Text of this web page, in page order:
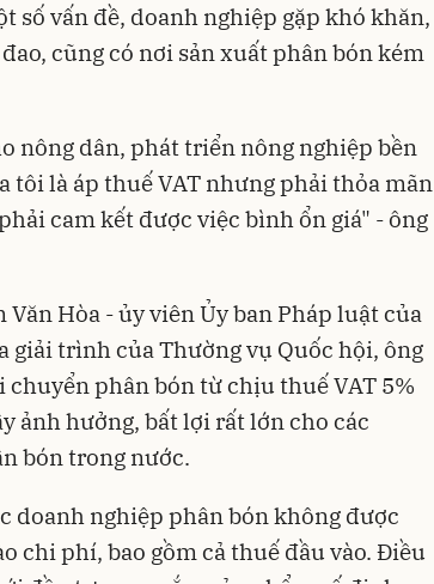
số vấn đề, doanh nghiệp gặp khó khăn,
cũng có nơi sản xuất phân bón kém
nông dân, phát triển nông nghiệp bền
tôi là áp thuế VAT nhưng phải thỏa mãn
cam kết được việc bình ổn giá" - ông
Hòa - ủy viên Ủy ban Pháp luật của
giải trình của Thường vụ Quốc hội, ông
phân bón từ chịu thuế VAT 5%
ảnh hưởng, bất lợi rất lớn cho các
bón trong nước.
doanh nghiệp phân bón không được
chi phí, bao gồm cả thuế đầu vào. Điều